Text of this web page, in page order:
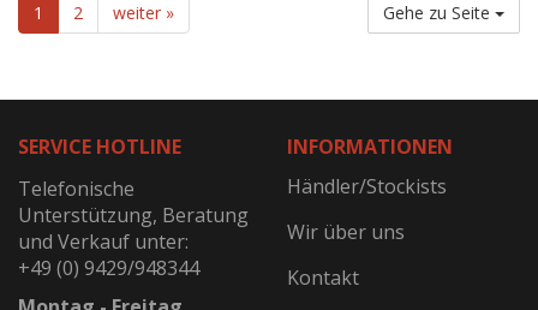
1 2 weiter » Gehe zu Seite
SERVICE HOTLINE
Telefonische
Unterstützung, Beratung
und Verkauf unter:
+49 (0) 9429/948344
INFORMATIONEN
Händler/Stockists
Wir über uns
Kontakt